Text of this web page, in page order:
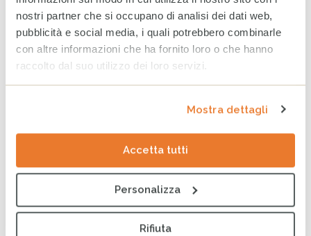
nostri partner che si occupano di analisi dei dati web,
pubblicità e social media, i quali potrebbero combinarle
con altre informazioni che ha fornito loro o che hanno
raccolto dal suo utilizzo dei loro servizi.
Mostra dettagli
Accetta tutti
Personalizza
Rifiuta
per fare la differenza nella
vita di minorenni e famiglie
fragili
24 GIUGNO 2026
fatto per bene.
CESVI presenta a Roma la
settima edizione dell’Indice
regionale sul
maltrattamento e la cura